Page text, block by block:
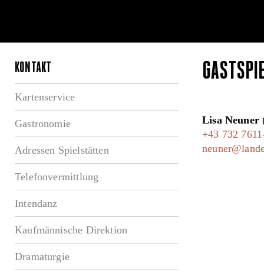
KONTAKT
Kartenservice
Gastronomie
Adressen Spielstätten
Telefonvermittlung
Intendanz
Kaufmännische Direktion
Dramaturgie
Lisa Neuner
+43 732